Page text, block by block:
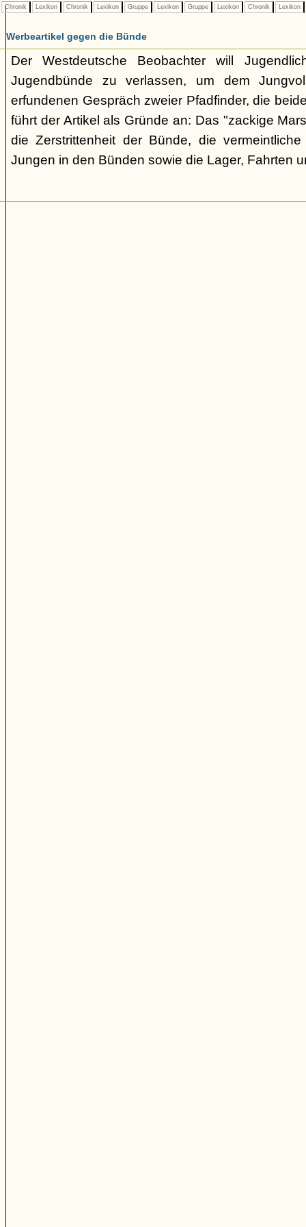
Chronik Lexikon Chronik Lexikon Gruppe Lexikon Gruppe Lexikon Chronik Lexikon
Werbeartikel gegen die Bünde
Der Westdeutsche Beobachter will
Jugendbünde zu verlassen, um dem
erfundenen Gespräch zweier Pfadfinder, die
führt der Artikel als Gründe an: Das "zackige
die Zerstrittenheit der Bünde, die
Jungen in den Bünden sowie die Lager, Fahrten